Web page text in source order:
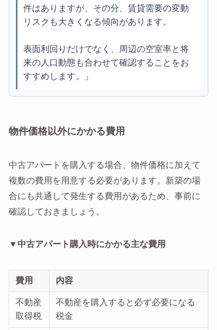
件はありますが、その分、賃貸需要の変動
リスクも大きくなる傾向があります。
表面利回りだけでなく、周辺の空室率と将
来の人口動態も合わせて確認することをお
すすめします。」
物件価格以外にかかる費用
中古アパートを購入する場合、物件価格に加えて
複数の費用を用意する必要があります。新築の場
合にも共通して発生する費用があるため、事前に
確認しておきましょう。
▼中古アパート購入時にかかる主な費用
費用 内容
不動産
取得税
不動産を購入すると必ず必要になる
税金